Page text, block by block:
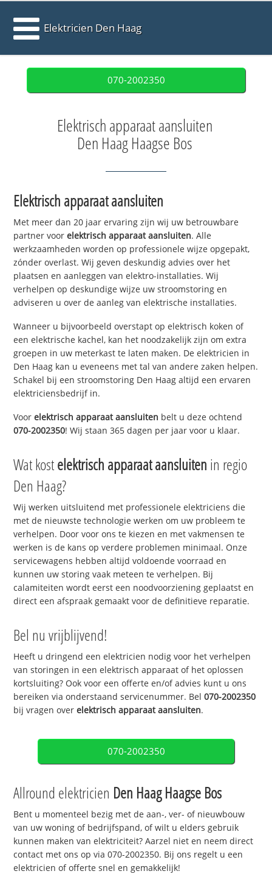
Elektricien Den Haag
070-2002350
Elektrisch apparaat aansluiten
Den Haag Haagse Bos
Elektrisch apparaat aansluiten
Met meer dan 20 jaar ervaring zijn wij uw betrouwbare
partner voorelektrisch apparaat aansluiten. Alle
werkzaamheden worden op professionele wijze opgepakt,
zónder overlast. Wij geven deskundig advies over het
plaatsen en aanleggen van elektro-installaties. Wij
verhelpen op deskundige wijze uw stroomstoring en
adviseren u over de aanleg van elektrische installaties.
Wanneer u bijvoorbeeld overstapt op elektrisch koken of
een elektrische kachel, kan het noodzakelijk zijn om extra
groepen in uw meterkast te laten maken. De elektricien in
Den Haag kan u eveneens met tal van andere zaken helpen.
Schakel bij een stroomstoring Den Haag altijd een ervaren
elektriciensbedrijf in.
Voorelektrisch apparaat aansluiten belt u deze ochtend
070-2002350! Wij staan 365 dagen per jaar voor u klaar.
Wat kostelektrisch apparaat aansluiten in regio
Den Haag?
Wij werken uitsluitend met professionele elektriciens die
met de nieuwste technologie werken om uw probleem te
verhelpen. Door voor ons te kiezen en met vakmensen te
werken is de kans op verdere problemen minimaal. Onze
servicewagens hebben altijd voldoende voorraad en
kunnen uw storing vaak meteen te verhelpen. Bij
calamiteiten wordt eerst een noodvoorziening geplaatst en
direct een afspraak gemaakt voor de definitieve reparatie.
Bel nu vrijblijvend!
Heeft u dringend een elektricien nodig voor het verhelpen
van storingen in een elektrisch apparaat of het oplossen
kortsluiting? Ook voor een offerte en/of advies kunt u ons
bereiken via onderstaand servicenummer. Bel070-2002350
bij vragen overelektrisch apparaat aansluiten.
070-2002350
Allround elektricien Den Haag Haagse Bos
Bent u momenteel bezig met de aan-, ver- of nieuwbouw
van uw woning of bedrijfspand, of wilt u elders gebruik
kunnen maken van elektriciteit? Aarzel niet en neem direct
contact met ons op via 070-2002350. Bij ons regelt u een
elektricien of offerte snel en gemakkelijk!